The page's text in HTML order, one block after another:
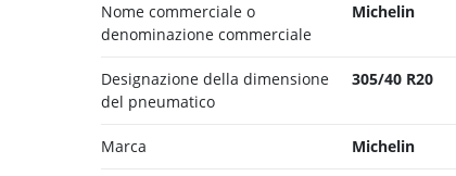
Nome commerciale o
denominazione commerciale
Michelin
Designazione della dimensione
del pneumatico
305/40 R20
Marca Michelin